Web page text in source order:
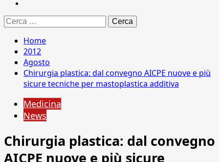
Ricerca
per:
Home
2012
Agosto
Chirurgia plastica: dal convegno AICPE nuove e più
sicure tecniche per mastoplastica additiva
Medicina
News
Chirurgia plastica: dal convegno
AICPE nuove e più sicure